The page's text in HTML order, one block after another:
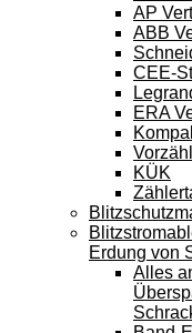
AP
ABB
CEE-
ERA
KÜK
Erdung von
Alles